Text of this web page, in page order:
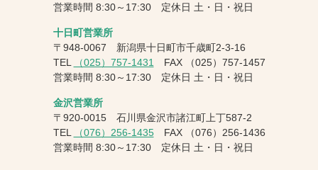
営業時間 8:30～17:30 定休日 土・日・祝日
十日町営業所
〒948-0067 新潟県十日町市千歳町2-3-16
TEL
（025）757-1431 FAX
（025）757-1457
営業時間 8:30～17:30 定休日 土・日・祝日
金沢営業所
〒920-0015 石川県金沢市諸江町上丁587-2
TEL
（076）256-1435FAX
（076）256-1436
営業時間 8:30～17:30 定休日 土・日・祝日